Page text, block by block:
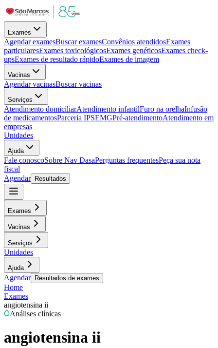
Exames
Agendar examesBuscar examesConvênios atendidosExames
particularesExames toxicológicosExames genéticosExames check-
upsExames de resultado rápidoExames de imagem
Vacinas
Agendar vacinasBuscar vacinas
Serviços
Atendimento domiciliarAtendimento infantilFuro na orelhaInfusão
de medicamentosParceria IPSEMGPré-atendimentoAtendimento em
empresas
Unidades
Ajuda
Fale conoscoSobre Nav DasaPerguntas frequentesPeça sua nota
fiscal
Agendar
Resultados
Exames
Vacinas
Serviços
Unidades
Ajuda
Agendar Resultados de exames
Home
Exames
angiotensina ii
Análises clínicas
angiotensina ii